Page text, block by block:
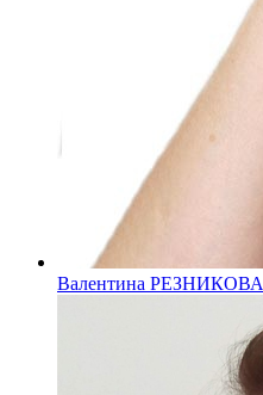
Валентина РЕЗНИКОВА